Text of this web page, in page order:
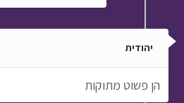
יהודית
הן פשוט מתוקות